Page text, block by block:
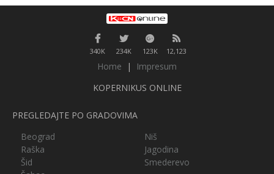
340K 234K 123K 12,123
Home |
Impresum
KOPERNIKUS ONLINE
PREGLEDAJTE PO GRADOVIMA
Beograd
Niš
Raška
Jagodina
Šid
Smederevo